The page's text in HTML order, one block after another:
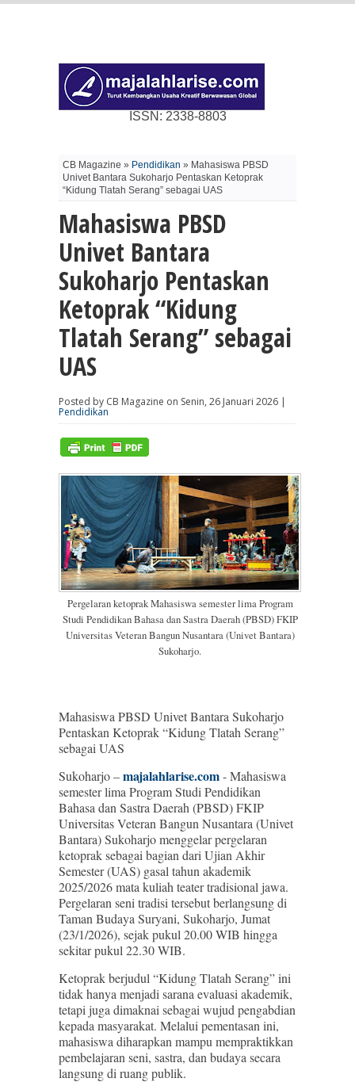
ISSN: 2338-8803
CB Magazine » Pendidikan » Mahasiswa PBSD
Univet Bantara Sukoharjo Pentaskan Ketoprak
“Kidung Tlatah Serang” sebagai UAS
Mahasiswa PBSD
Univet Bantara
Sukoharjo Pentaskan
Ketoprak “Kidung
Tlatah Serang” sebagai
UAS
Posted by CB Magazine on Senin, 26 Januari 2026 |
Pendidikan
Pergelaran ketoprak Mahasiswa semester lima Program
Studi Pendidikan Bahasa dan Sastra Daerah (PBSD) FKIP
Universitas Veteran Bangun Nusantara (Univet Bantara)
Sukoharjo.
Mahasiswa PBSD Univet Bantara Sukoharjo
Pentaskan Ketoprak “Kidung Tlatah Serang”
sebagai UAS
Sukoharjo –majalahlarise.com- Mahasiswa
semester lima Program Studi Pendidikan
Bahasa dan Sastra Daerah (PBSD) FKIP
Universitas Veteran Bangun Nusantara (Univet
Bantara) Sukoharjo menggelar pergelaran
ketoprak sebagai bagian dari Ujian Akhir
Semester (UAS) gasal tahun akademik
2025/2026 mata kuliah teater tradisional jawa.
Pergelaran seni tradisi tersebut berlangsung di
Taman Budaya Suryani, Sukoharjo, Jumat
(23/1/2026), sejak pukul 20.00 WIB hingga
sekitar pukul 22.30 WIB.
Ketoprak berjudul “Kidung Tlatah Serang” ini
tidak hanya menjadi sarana evaluasi akademik,
tetapi juga dimaknai sebagai wujud pengabdian
kepada masyarakat. Melalui pementasan ini,
mahasiswa diharapkan mampu mempraktikkan
pembelajaran seni, sastra, dan budaya secara
langsung di ruang publik.